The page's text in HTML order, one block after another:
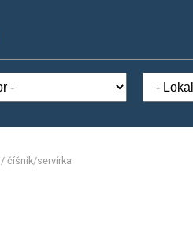
/ číšník/servírka